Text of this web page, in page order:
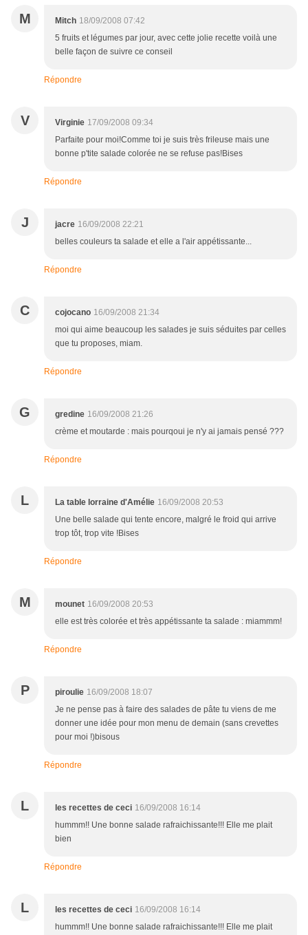
M Mitch 18/09/2008 07:42
5 fruits et légumes par jour, avec cette jolie recette voilà une
belle façon de suivre ce conseil
Répondre
V Virginie 17/09/2008 09:34
Parfaite pour moi!Comme toi je suis très frileuse mais une
bonne p'tite salade colorée ne se refuse pas!Bises
Répondre
J jacre 16/09/2008 22:21
belles couleurs ta salade et elle a l'air appétissante...
Répondre
C cojocano 16/09/2008 21:34
moi qui aime beaucoup les salades je suis séduites par celles
que tu proposes, miam.
Répondre
G gredine 16/09/2008 21:26
crème et moutarde : mais pourqoui je n'y ai jamais pensé ???
Répondre
L La table lorraine d'Amélie 16/09/2008 20:53
Une belle salade qui tente encore, malgré le froid qui arrive
trop tôt, trop vite !Bises
Répondre
M mounet 16/09/2008 20:53
elle est très colorée et très appétissante ta salade : miammm!
Répondre
P piroulie 16/09/2008 18:07
Je ne pense pas à faire des salades de pâte tu viens de me
donner une idée pour mon menu de demain (sans crevettes
pour moi !)bisous
Répondre
L les recettes de ceci 16/09/2008 16:14
hummm!! Une bonne salade rafraichissante!!! Elle me plait
bien
Répondre
L les recettes de ceci 16/09/2008 16:14
hummm!! Une bonne salade rafraichissante!!! Elle me plait